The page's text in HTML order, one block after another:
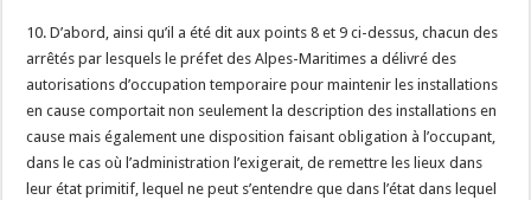
10. D’abord, ainsi qu’il a été dit aux points 8 et 9 ci-dessus, chacun des
arrêtés par lesquels le préfet des Alpes-Maritimes a délivré des
autorisations d’occupation temporaire pour maintenir les installations
en cause comportait non seulement la description des installations en
cause mais également une disposition faisant obligation à l’occupant,
dans le cas où l’administration l’exigerait, de remettre les lieux dans
leur état primitif, lequel ne peut s’entendre que dans l’état dans lequel